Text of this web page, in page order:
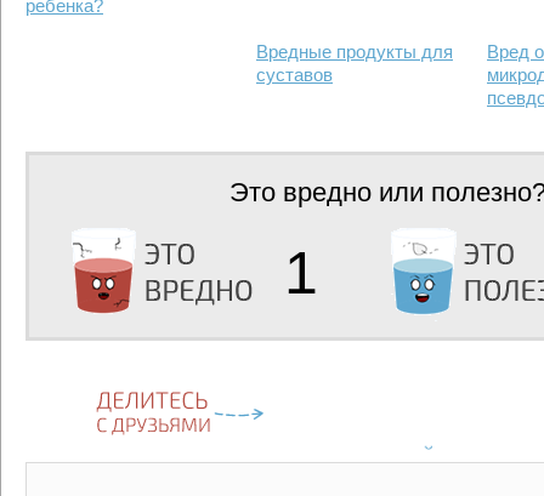
ребенка?
Вредные продукты для
суставов
Вред
Это вредно или
1